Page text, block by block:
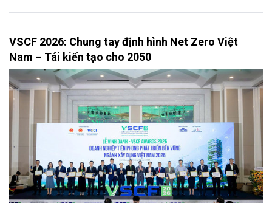
VSCF 2026: Chung tay định hình Net Zero Việt
Nam – Tái kiến tạo cho 2050